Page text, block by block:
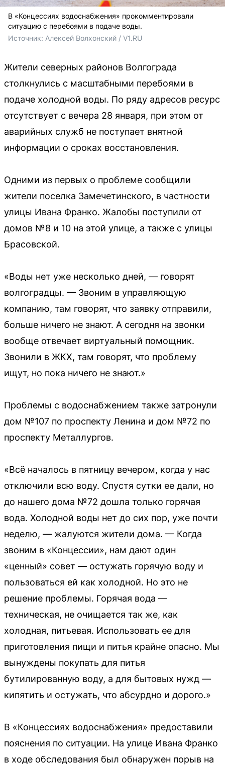
В «Концессиях водоснабжения» прокомментировали
ситуацию с перебоями в подаче воды.
Источник: Алексей Волхонский / V1.RU
Жители северных районов Волгограда
столкнулись с масштабными перебоями в
подаче холодной воды. По ряду адресов ресурс
отсутствует с вечера 28 января, при этом от
аварийных служб не поступает внятной
информации о сроках восстановления.
Одними из первых о проблеме сообщили
жители поселка Замечетинского, в частности
улицы Ивана Франко. Жалобы поступили от
домов №8 и 10 на этой улице, а также с улицы
Брасовской.
«Воды нет уже несколько дней, — говорят
волгоградцы. — Звоним в управляющую
компанию, там говорят, что заявку отправили,
больше ничего не знают. А сегодня на звонки
вообще отвечает виртуальный помощник.
Звонили в ЖКХ, там говорят, что проблему
ищут, но пока ничего не знают.»
Проблемы с водоснабжением также затронули
дом №107 по проспекту Ленина и дом №72 по
проспекту Металлургов.
«Всё началось в пятницу вечером, когда у нас
отключили всю воду. Спустя сутки ее дали, но
до нашего дома №72 дошла только горячая
вода. Холодной воды нет до сих пор, уже почти
неделю, — жалуются жители дома. — Когда
звоним в «Концессии», нам дают один
«ценный» совет — остужать горячую воду и
пользоваться ей как холодной. Но это не
решение проблемы. Горячая вода —
техническая, не очищается так же, как
холодная, питьевая. Использовать ее для
приготовления пищи и питья крайне опасно. Мы
вынуждены покупать для питья
бутилированную воду, а для бытовых нужд —
кипятить и остужать, что абсурдно и дорого.»
В «Концессиях водоснабжения» предоставили
пояснения по ситуации. На улице Ивана Франко
в ходе обследования был обнаружен порыв на